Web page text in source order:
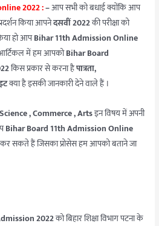
2022 :–आप सभी को बधाई क्योंकि आप
किया आपनेदसवीं 2022की परीक्षा को
हो आपBihar 11th Admission Online
में हम आपकोBihar Board
किस प्रकार से करना हैपात्रता,
क्या है इसकी जानकारी देने वाले हैं ।
Science , Commerce , Artsइन विषय में अपनी
Bihar Board 11th Admission Online
सकते हैं जिसका प्रोसेस हम आपको बताने जा
2022को बिहार शिक्षा विभाग पटना के